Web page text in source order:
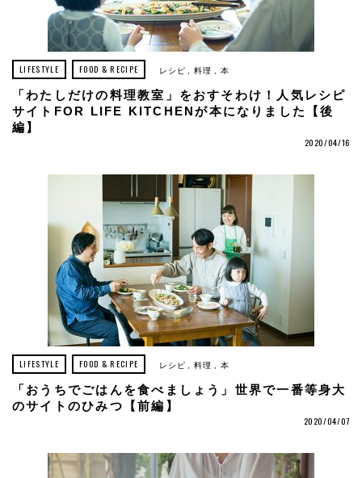
LIFESTYLE FOOD & RECIPE レシピ 料理 本
「わたしだけの料理教室」をおすそわけ！人気レシピ
サイトFOR LIFE KITCHENが本になりました【後
編】
2020/04/16
LIFESTYLE FOOD & RECIPE レシピ 料理 本
「おうちでごはんを食べましょう」世界で一番等身大
のサイトのひみつ【前編】
2020/04/07